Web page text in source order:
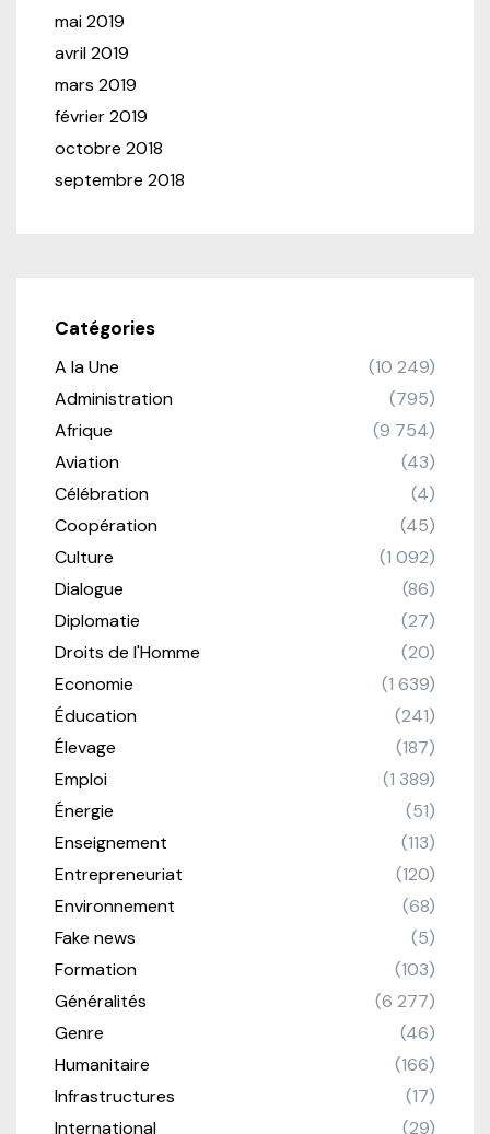
mai 2019
avril 2019
mars 2019
février 2019
octobre 2018
septembre 2018
Catégories
A la Une
(10 249)
Administration
(795)
Afrique
(9 754)
Aviation
(43)
Célébration
(4)
Coopération
(45)
Culture
(1 092)
Dialogue
(86)
Diplomatie
(27)
Droits de l'Homme
(20)
Economie
(1 639)
Éducation
(241)
Élevage
(187)
Emploi
(1 389)
Énergie
(51)
Enseignement
(113)
Entrepreneuriat
(120)
Environnement
(68)
Fake news
(5)
Formation
(103)
Généralités
(6 277)
Genre
(46)
Humanitaire
(166)
Infrastructures
(17)
International
(29)